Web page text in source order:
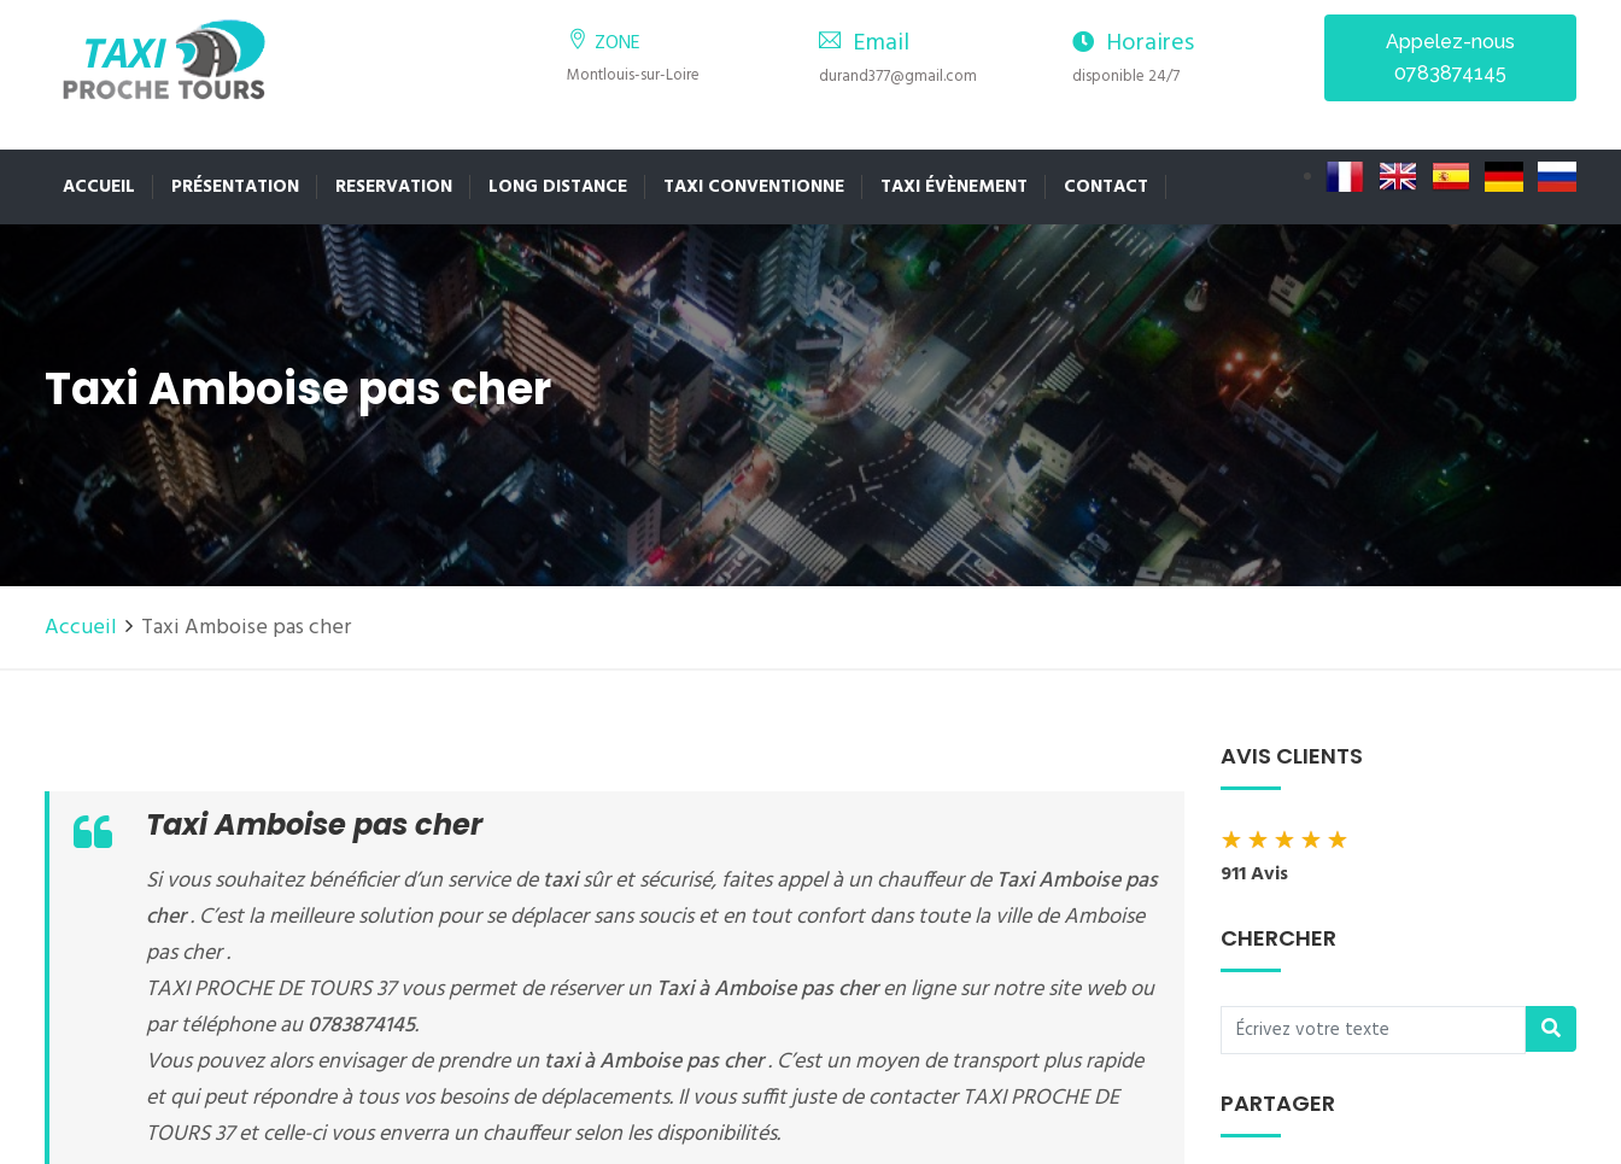
ZONE
Montlouis-sur-Loire
Email
durand377@gmail.com
Horaires
disponible 24/7
Appelez-nous
0783874145
ACCUEIL PRÉSENTATION RESERVATION LONG DISTANCE TAXI CONVENTIONNE TAXI ÉVÈNEMENT CONTACT
Taxi Amboise pas cher
Accueil Taxi Amboise pas cher
Taxi Amboise pas cher
Si vous souhaitez bénéficier d’un service detaxisûr et sécurisé, faites appel à un chauffeur de Taxi Amboise pas
cher. C’est la meilleure solution pour se déplacer sans soucis et en tout confort dans toute la ville de Amboise
pas cher .
TAXI PROCHE DE TOURS 37 vous permet de réserver un Taxi à Amboise pas cheren ligne sur notre site web ou
par téléphone au0783874145.
Vous pouvez alors envisager de prendre un taxi à Amboise pas cher. C’est un moyen de transport plus rapide
et qui peut répondre à tous vos besoins de déplacements. Il vous suffit juste de contacter TAXI PROCHE DE
TOURS 37 et celle-ci vous enverra un chauffeur selon les disponibilités.
AVIS CLIENTS
★★★★★
911 Avis
CHERCHER
PARTAGER